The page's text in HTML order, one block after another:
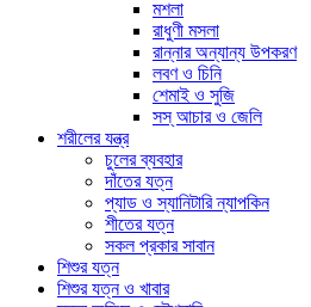
মশলা
রাধুণী মসলা
রান্নার অন্যান্য উপকরণ
লবণ ও চিনি
শেমাই ও সুজি
সস্ আচার ও জেলি
শরীলের যন্ত্র
চুলের ব্যবহার
দাঁতের যত্ন
প্যাড ও স্যানিটারি ন্যাপকিন
শীতের যত্ন
সকল প্রকার সাবান
শিশুর যত্ন
শিশুর যত্ন ও খাবার